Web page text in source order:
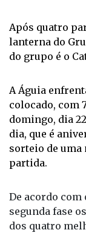
Após quatro
lanterna do
do grupo é o
A Águia
colocado, com
domingo, dia
dia, que é
sorteio de
partida.
De acordo
segunda fase
dos quatro